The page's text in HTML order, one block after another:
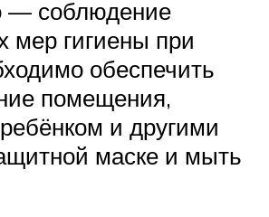
— соблюдение
мер гигиены при
обеспечить
помещения,
и другими
маске и мыть